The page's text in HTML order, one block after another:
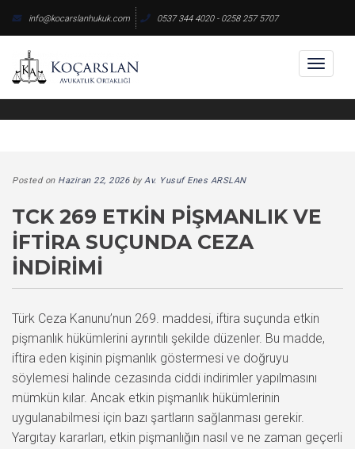
content
info@kocarslanhukuk.com 0537 344 4020 - 0258 257 5707
Posted on Haziran 22, 2026byAv. Yusuf Enes ARSLAN
TCK 269 ETKIN PIŞMANLIK VE
İFTIRA SUÇUNDA CEZA
İNDIRIMI
Türk Ceza Kanunu’nun 269. maddesi, iftira suçunda etkin
pişmanlık hükümlerini ayrıntılı şekilde düzenler. Bu madde,
iftira eden kişinin pişmanlık göstermesi ve doğruyu
söylemesi halinde cezasında ciddi indirimler yapılmasını
mümkün kılar. Ancak etkin pişmanlık hükümlerinin
uygulanabilmesi için bazı şartların sağlanması gerekir.
Yargıtay kararları, etkin pişmanlığın nasıl ve ne zaman geçerli